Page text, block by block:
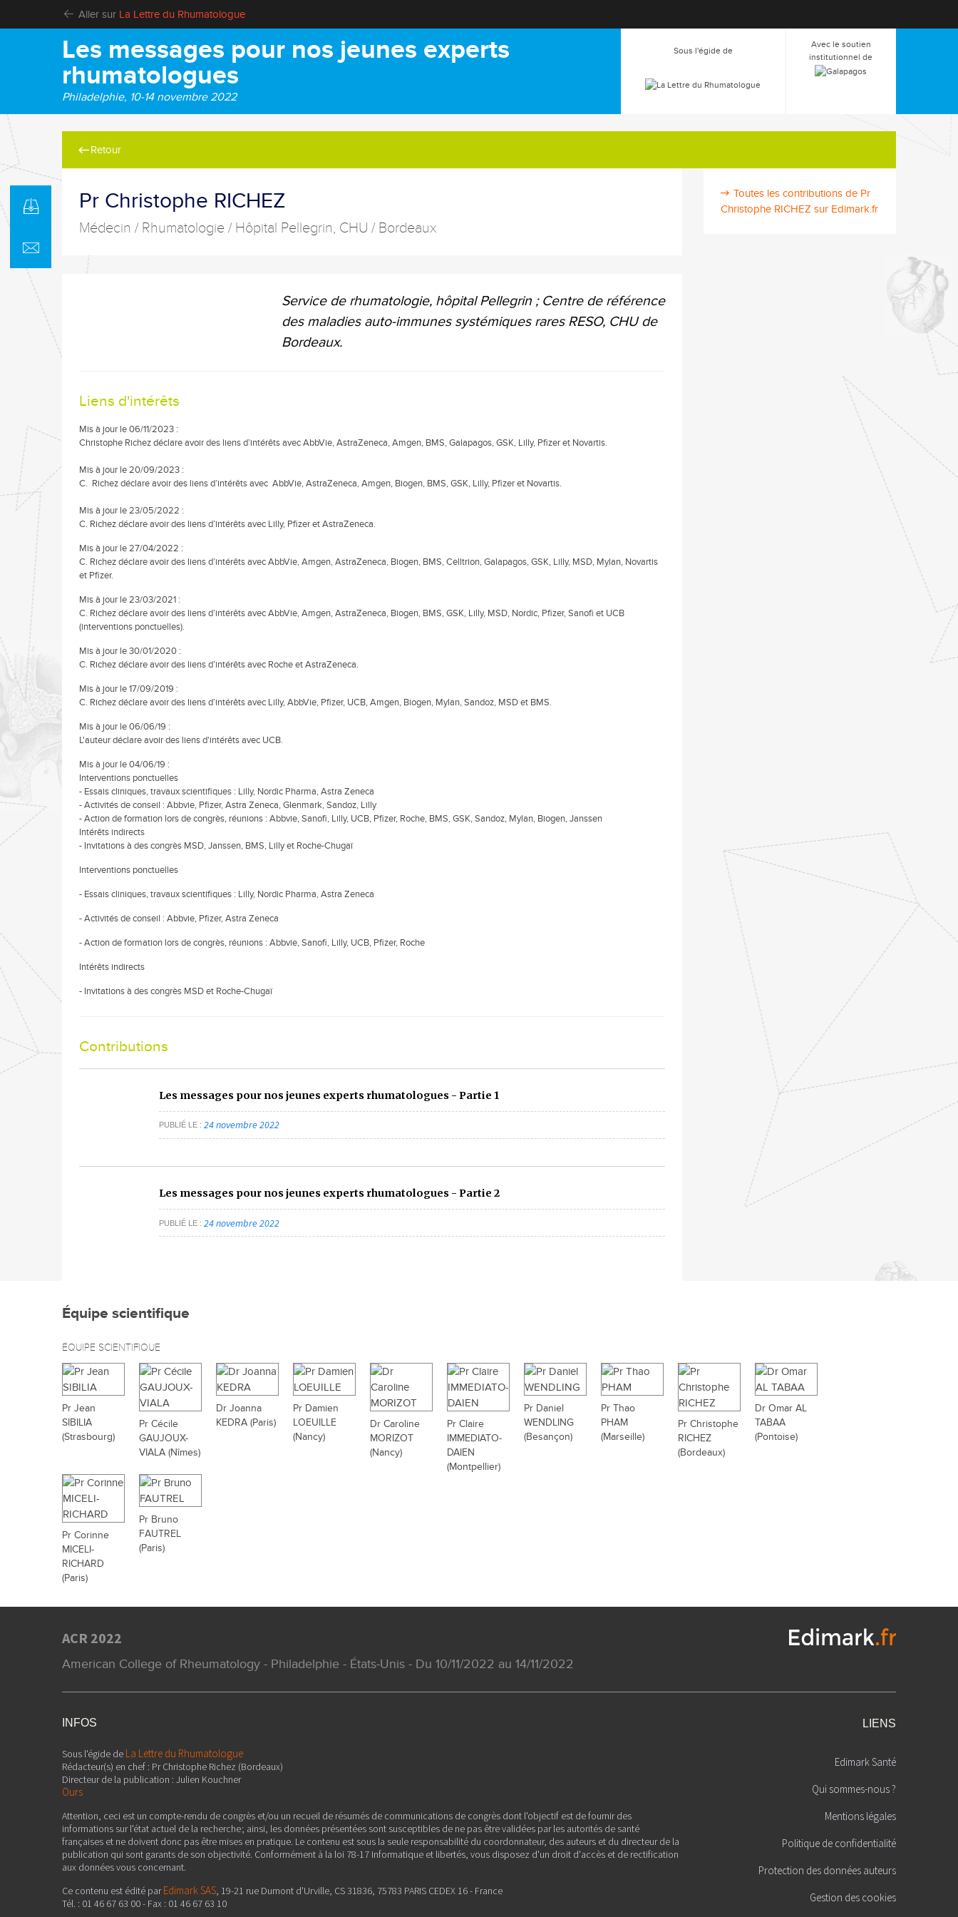
Aller sur La Lettre du Rhumatologue
Les messages pour nos jeunes experts
rhumatologues
Philadelphie, 10-14 novembre 2022
Sous l'égide de
Avec le soutien
institutionnel de
Retour
Pr Christophe RICHEZ
Médecin / Rhumatologie / Hôpital Pellegrin, CHU / Bordeaux
Service de rhumatologie, hôpital Pellegrin ; Centre de référence
des maladies auto-immunes systémiques rares RESO, CHU de
Bordeaux.
Liens d'intérêts
Mis à jour le 06/11/2023 :
Christophe Richez déclare avoir des liens d’intérêts avec AbbVie, AstraZeneca, Amgen, BMS, Galapagos, GSK, Lilly, Pfizer et Novartis.
Mis à jour le 20/09/2023 :
C. Richez déclare avoir des liens d’intérêts avec AbbVie, AstraZeneca, Amgen, Biogen, BMS, GSK, Lilly, Pfizer et Novartis.
Mis à jour le 23/05/2022 :
C. Richez déclare avoir des liens d’intérêts avec Lilly, Pfizer et AstraZeneca.
Mis à jour le 27/04/2022 :
C. Richez déclare avoir des liens d’intérêts avec AbbVie, Amgen, AstraZeneca, Biogen, BMS, Celltrion, Galapagos, GSK, Lilly, MSD, Mylan, Novartis
et Pfizer.
Mis à jour le 23/03/2021 :
C. Richez déclare avoir des liens d’intérêts avec AbbVie, Amgen, AstraZeneca, Biogen, BMS, GSK, Lilly, MSD, Nordic, Pfizer, Sanofi et UCB
(interventions ponctuelles).
Mis à jour le 30/01/2020 :
C. Richez déclare avoir des liens d’intérêts avec Roche et AstraZeneca.
Mis à jour le 17/09/2019 :
C. Richez déclare avoir des liens d’intérêts avec Lilly, AbbVie, Pfizer, UCB, Amgen, Biogen, Mylan, Sandoz, MSD et BMS.
Mis à jour le 06/06/19 :
L'auteur déclare avoir des liens d'intérêts avec UCB.
Mis à jour le 04/06/19 :
Interventions ponctuelles
- Essais cliniques, travaux scientifiques : Lilly, Nordic Pharma, Astra Zeneca
- Activités de conseil : Abbvie, Pfizer, Astra Zeneca, Glenmark, Sandoz, Lilly
- Action de formation lors de congrès, réunions : Abbvie, Sanofi, Lilly, UCB, Pfizer, Roche, BMS, GSK, Sandoz, Mylan, Biogen, Janssen
Intérêts indirects
- Invitations à des congrès MSD, Janssen, BMS, Lilly et Roche-Chugaï
Interventions ponctuelles
- Essais cliniques, travaux scientifiques : Lilly, Nordic Pharma, Astra Zeneca
- Activités de conseil : Abbvie, Pfizer, Astra Zeneca
- Action de formation lors de congrès, réunions : Abbvie, Sanofi, Lilly, UCB, Pfizer, Roche
Intérêts indirects
- Invitations à des congrès MSD et Roche-Chugaï
Contributions
Les messages pour nos jeunes experts rhumatologues - Partie 1
PUBLIÉ LE 24 novembre 2022
Les messages pour nos jeunes experts rhumatologues - Partie 2
PUBLIÉ LE 24 novembre 2022
Toutes les contributions de Pr
Christophe RICHEZ sur Edimark.fr
Équipe scientifique
ÉQUIPE SCIENTIFIQUE
Pr Jean
SIBILIA
(Strasbourg)
Pr Cécile
GAUJOUX-
VIALA (Nîmes)
Dr Joanna
KEDRA (Paris)
Pr Damien
LOEUILLE
(Nancy)
Dr Caroline
MORIZOT
(Nancy)
Pr Claire
IMMEDIATO-
DAIEN
(Montpellier)
Pr Daniel
WENDLING
(Besançon)
Pr Thao
PHAM
(Marseille)
Pr Christophe
RICHEZ
(Bordeaux)
Dr Omar AL
TABAA
(Pontoise)
Pr Corinne
MICELI-
RICHARD
(Paris)
Pr Bruno
FAUTREL
(Paris)
ACR 2022
American College of Rheumatology - Philadelphie - États-Unis - Du 10/11/2022 au 14/11/2022
INFOS
Sous l'égide de La Lettre du Rhumatologue
Rédacteur(s) en chef : Pr Christophe Richez (Bordeaux)
Directeur de la publication : Julien Kouchner
Ours
Attention, ceci est un compte-rendu de congrès et/ou un recueil de résumés de communications de congrès dont l'objectif est de fournir des
informations sur l'état actuel de la recherche ; ainsi, les données présentées sont susceptibles de ne pas être validées par les autorités de santé
françaises et ne doivent donc pas être mises en pratique. Le contenu est sous la seule responsabilité du coordonnateur, des auteurs et du directeur de la
publication qui sont garants de son objectivité. Conformément à la loi 78-17 Informatique et libertés, vous disposez d'un droit d'accès et de rectification
aux données vous concernant.
Ce contenu est édité parEdimark SAS , 19-21 rue Dumont d'Urville, CS 31836, 75783 PARIS CEDEX 16 - France
Tél. : 01 46 67 63 00 - Fax : 01 46 67 63 10
LIENS
Edimark Santé
Qui sommes-nous ?
Mentions légales
Politique de confidentialité
Protection des données auteurs
Gestion des cookies